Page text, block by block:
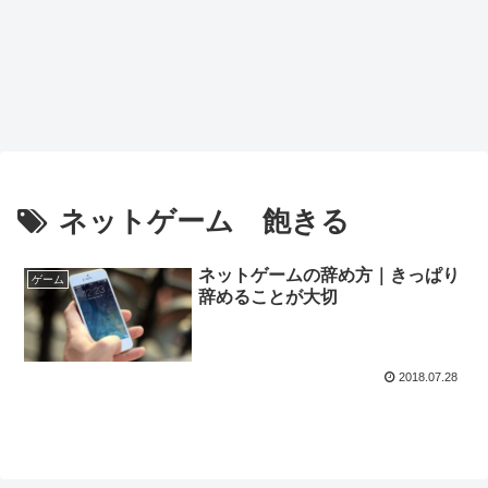
ネットゲーム 飽きる
ゲーム
ネットゲームの辞め方｜きっぱり
辞めることが大切
2018.07.28